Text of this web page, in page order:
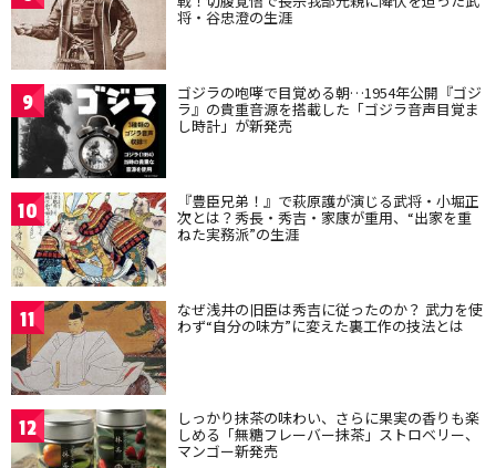
将・谷忠澄の生涯
9 ゴジラの咆哮で目覚める朝…1954年公開『ゴジ
ラ』の貴重音源を搭載した「ゴジラ音声目覚ま
し時計」が新発売
10 『豊臣兄弟！』で萩原護が演じる武将・小堀正
次とは？秀長・秀吉・家康が重用、“出家を重
ねた実務派”の生涯
11 なぜ浅井の旧臣は秀吉に従ったのか？ 武力を使
わず“自分の味方”に変えた裏工作の技法とは
12 しっかり抹茶の味わい、さらに果実の香りも楽
しめる「無糖フレーバー抹茶」ストロベリー、
マンゴー新発売